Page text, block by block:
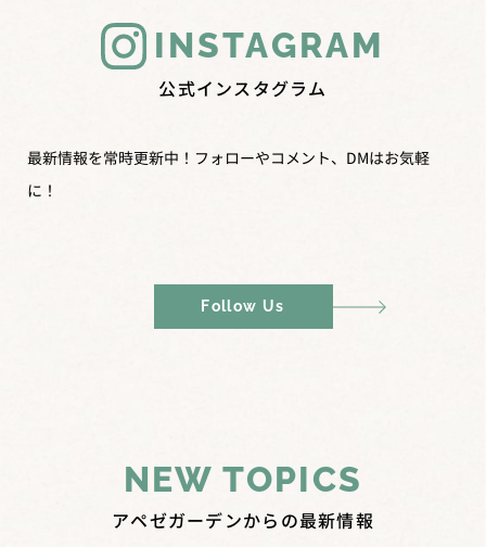
INSTAGRAM
公式インスタグラム
最新情報を常時更新中！フォローやコメント、DMはお気軽
に！
Follow Us
NEW TOPICS
アペゼガーデンからの最新情報